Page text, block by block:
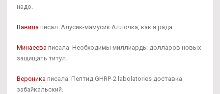
надо.
Вавила писал: Алусик-мамусик Аллочка, как я рада.
Минаеева писала: Необходимы миллиарды долларов новых
защищать титул.
Вероника писала: Пептид GHRP-2 labolatories доставка
забайкальский.